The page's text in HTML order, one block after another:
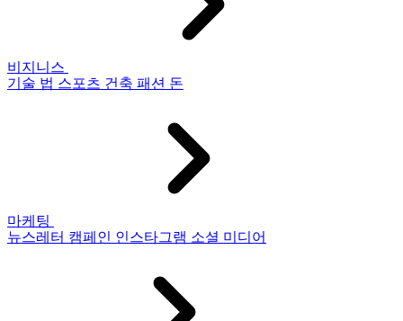
비지니스
기술 법 스포츠 건축 패션 돈
마케팅
뉴스레터 캠페인 인스타그램 소셜 미디어